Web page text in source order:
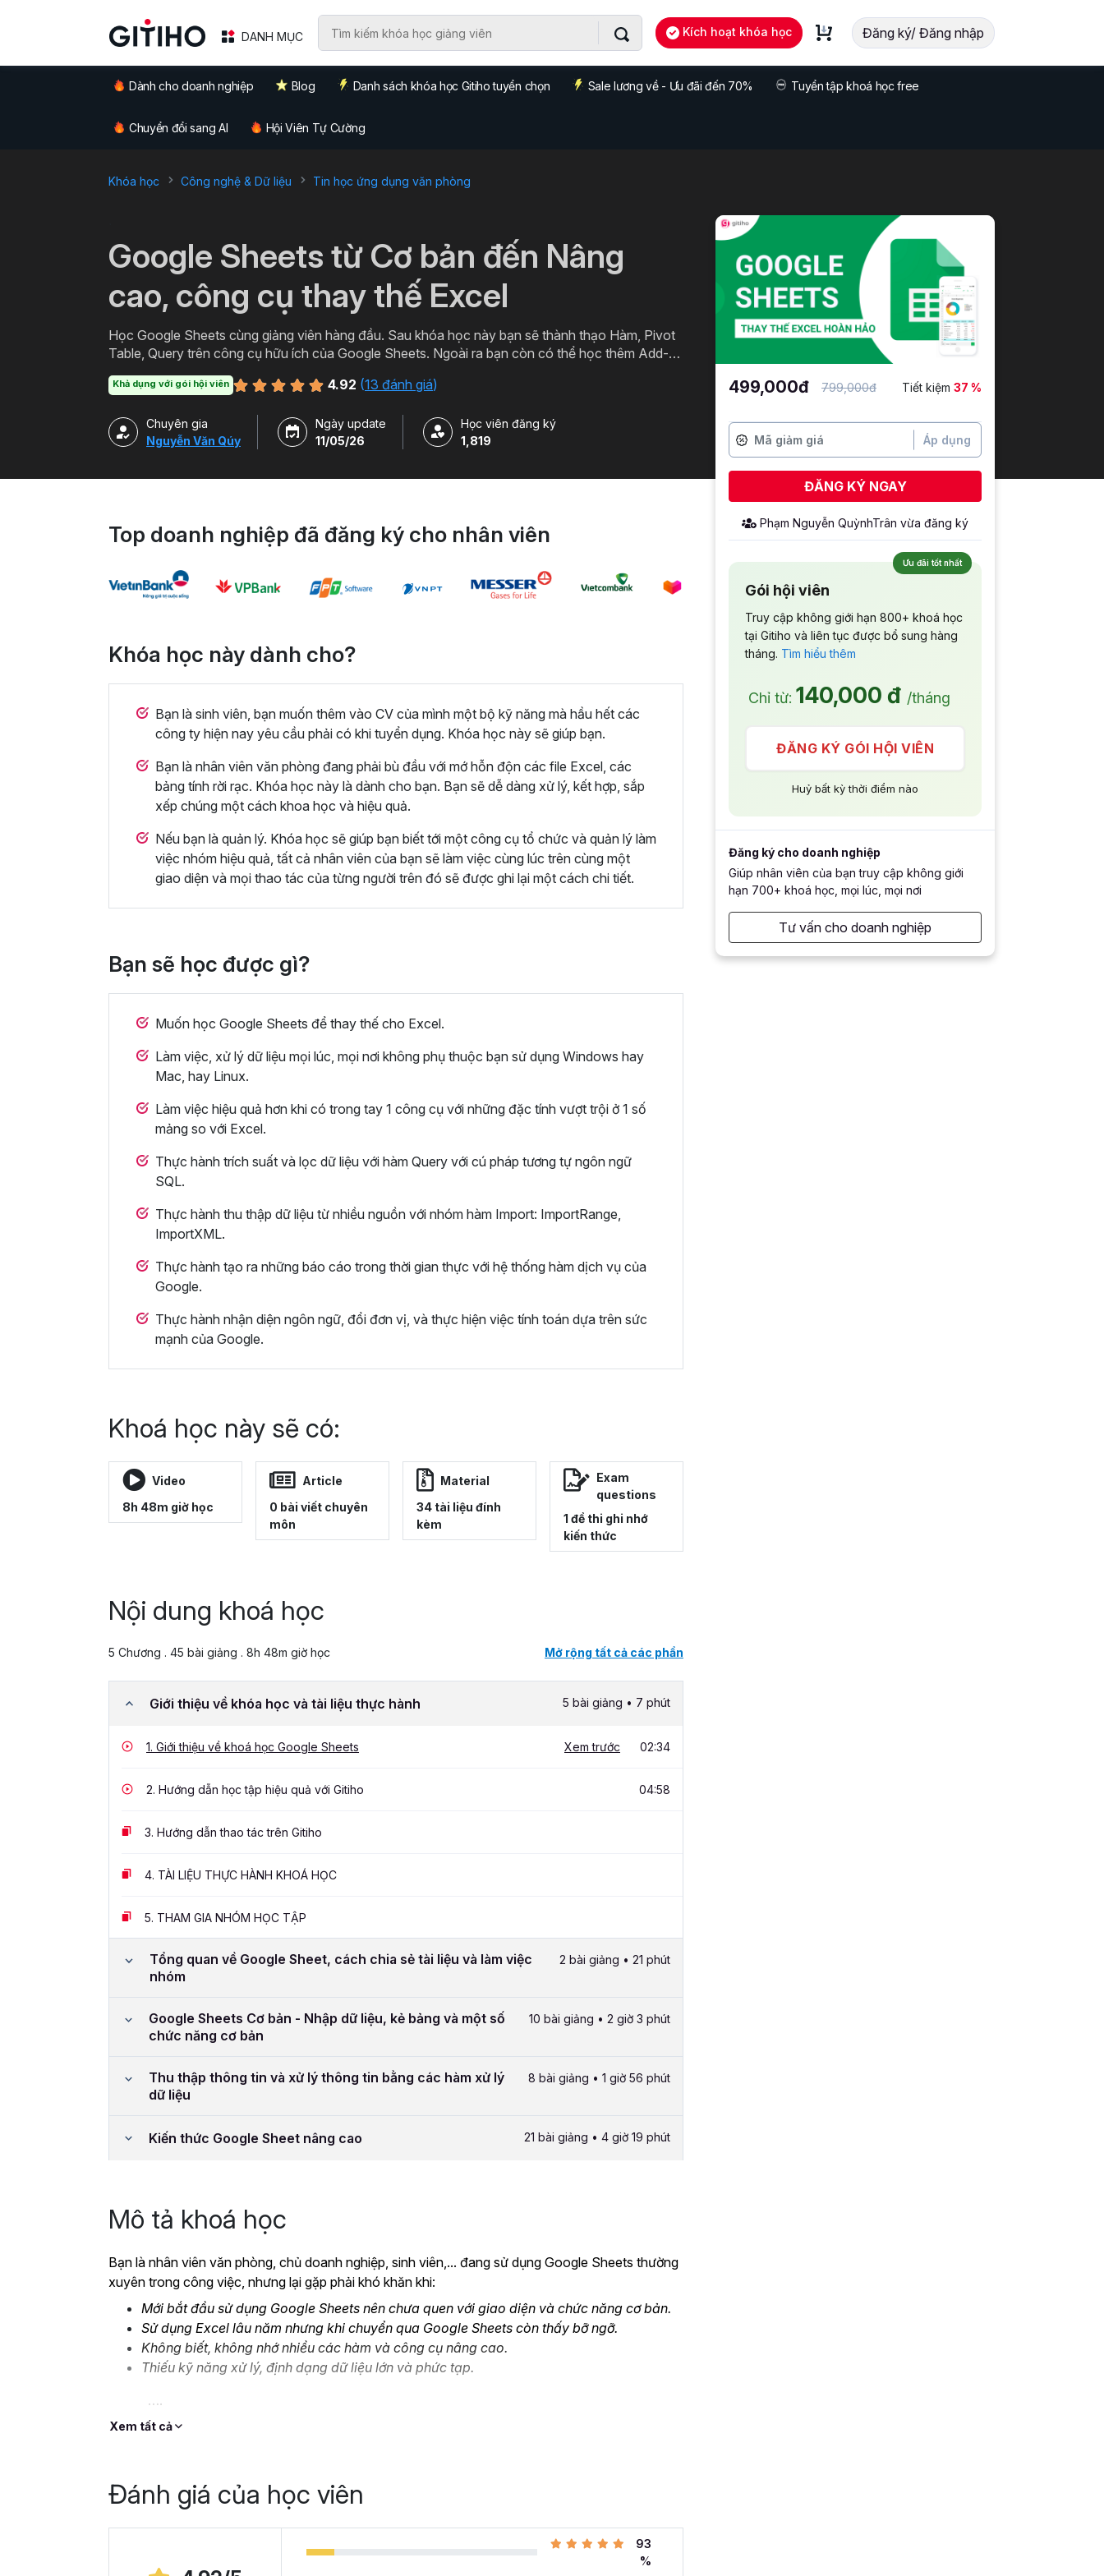
DANH MỤC Kích hoạt khóa học Đăng ký/ Đăng nhập
Dành cho doanh nghiệp Blog Danh sách khóa học Gitiho tuyển chọn Sale lương về - Ưu đãi đến 70% Tuyển tập khoá học free
Chuyển đổi sang AI Hội Viên Tự Cường
Khóa học Công nghệ & Dữ liệu Tin học ứng dụng văn phòng
Google Sheets từ Cơ bản đến Nâng
cao, công cụ thay thế Excel
Học Google Sheets cùng giảng viên hàng đầu. Sau khóa học này bạn sẽ thành thạo Hàm, Pivot
Table, Query trên công cụ hữu ích của Google Sheets. Ngoài ra bạn còn có thể học thêm Add-
Khả dụng với gói hội viên 4.92 (13 đánh giá)
Chuyên gia
Nguyễn Văn Qúy
Ngày update
11/05/26
Học viên đăng ký
1,819
Top doanh nghiệp đã đăng ký cho nhân viên
Khóa học này dành cho?
Bạn là sinh viên, bạn muốn thêm vào CV của mình một bộ kỹ năng mà hầu hết các
công ty hiện nay yêu cầu phải có khi tuyển dụng. Khóa học này sẽ giúp bạn.
Bạn là nhân viên văn phòng đang phải bù đầu với mớ hỗn độn các file Excel, các
bảng tính rời rạc. Khóa học này là dành cho bạn. Bạn sẽ dễ dàng xử lý, kết hợp, sắp
xếp chúng một cách khoa học và hiệu quả.
Nếu bạn là quản lý. Khóa học sẽ giúp bạn biết tới một công cụ tổ chức và quản lý làm
việc nhóm hiệu quả, tất cả nhân viên của bạn sẽ làm việc cùng lúc trên cùng một
giao diện và mọi thao tác của từng người trên đó sẽ được ghi lại một cách chi tiết.
Bạn sẽ học được gì?
Muốn học Google Sheets để thay thế cho Excel.
Làm việc, xử lý dữ liệu mọi lúc, mọi nơi không phụ thuộc bạn sử dụng Windows hay
Mac, hay Linux.
Làm việc hiệu quả hơn khi có trong tay 1 công cụ với những đặc tính vượt trội ở 1 số
mảng so với Excel.
Thực hành trích suất và lọc dữ liệu với hàm Query với cú pháp tương tự ngôn ngữ
SQL.
Thực hành thu thập dữ liệu từ nhiều nguồn với nhóm hàm Import: ImportRange,
ImportXML.
Thực hành tạo ra những báo cáo trong thời gian thực với hệ thống hàm dịch vụ của
Google.
Thực hành nhận diện ngôn ngữ, đổi đơn vị, và thực hiện việc tính toán dựa trên sức
mạnh của Google.
Khoá học này sẽ có:
Video
8h 48m giờ học
Article
0 bài viết chuyên
môn
Material
34 tài liệu đính
kèm
Exam
questions
1 đề thi ghi nhớ
kiến thức
Nội dung khoá học
5 Chương . 45 bài giảng . 8h 48m giờ học Mở rộng tất cả các phần
Giới thiệu về khóa học và tài liệu thực hành 5 bài giảng • 7 phút
1. Giới thiệu về khoá học Google Sheets Xem trước 02:34
2. Hướng dẫn học tập hiệu quả với Gitiho 04:58
3. Hướng dẫn thao tác trên Gitiho
4. TÀI LIỆU THỰC HÀNH KHOÁ HỌC
5. THAM GIA NHÓM HỌC TẬP
Tổng quan về Google Sheet, cách chia sẻ tài liệu và làm việc
nhóm
2 bài giảng • 21 phút
Google Sheets Cơ bản - Nhập dữ liệu, kẻ bảng và một số
chức năng cơ bản
10 bài giảng • 2 giờ 3 phút
Thu thập thông tin và xử lý thông tin bằng các hàm xử lý
dữ liệu
8 bài giảng • 1 giờ 56 phút
Kiến thức Google Sheet nâng cao 21 bài giảng • 4 giờ 19 phút
Mô tả khoá học
Bạn là nhân viên văn phòng, chủ doanh nghiệp, sinh viên,... đang sử dụng Google Sheets thường
xuyên trong công việc, nhưng lại gặp phải khó khăn khi:
Mới bắt đầu sử dụng Google Sheets nên chưa quen với giao diện và chức năng cơ bản.
Sử dụng Excel lâu năm nhưng khi chuyển qua Google Sheets còn thấy bỡ ngỡ.
Không biết, không nhớ nhiều các hàm và công cụ nâng cao.
Thiếu kỹ năng xử lý, định dạng dữ liệu lớn và phức tạp.
….
Đó là lý do mà Gitiho cho ra mắt khóa học
Tại sao bạn nên học Google Sheet?
Ngày nay, cách chúng ta sử dụng bảng tính đang thay đổi rất nhiều. Thay vì gần như chỉ sử
, chúng ta chuyển dịch nhiều sang các công cụ online và có khả năng cộng tác dễ
Xem tất cả
Đánh giá của học viên
93
%
499,000đ 799,000đ Tiết kiệm 37 %
Áp dụng
ĐĂNG KÝ NGAY
Ưu đãi tốt nhất
Gói hội viên
Truy cập không giới hạn 800+ khoá học
tại Gitiho và liên tục được bổ sung hàng
tháng. Tìm hiểu thêm
Chỉ từ: 140,000 đ /tháng
ĐĂNG KÝ GÓI HỘI VIÊN
Huỷ bất kỳ thời điểm nào
Đăng ký cho doanh nghiệp
Giúp nhân viên của bạn truy cập không giới
hạn 700+ khoá học, mọi lúc, mọi nơi
Tư vấn cho doanh nghiệp